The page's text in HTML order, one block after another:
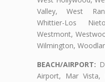
Valley, West
Whittier-Los
Westmont,
Wilmington,
BEACH/AIRPORT:
Airport, Mar Vista,